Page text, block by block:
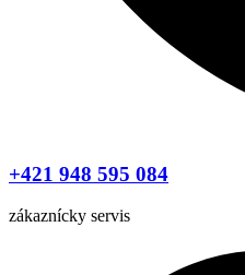
+421 948 595 084
zákaznícky servis